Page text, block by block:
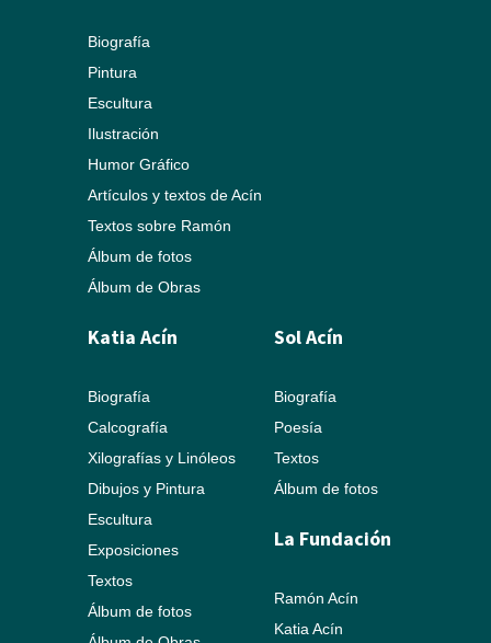
Biografía
Pintura
Escultura
Ilustración
Humor Gráfico
Artículos y textos de Acín
Textos sobre Ramón
Álbum de fotos
Álbum de Obras
Katia Acín
Biografía
Calcografía
Xilografías y Linóleos
Dibujos y Pintura
Escultura
Exposiciones
Textos
Álbum de fotos
Sol Acín
Biografía
Poesía
Textos
Álbum de fotos
La Fundación
Ramón Acín
Katia Acín